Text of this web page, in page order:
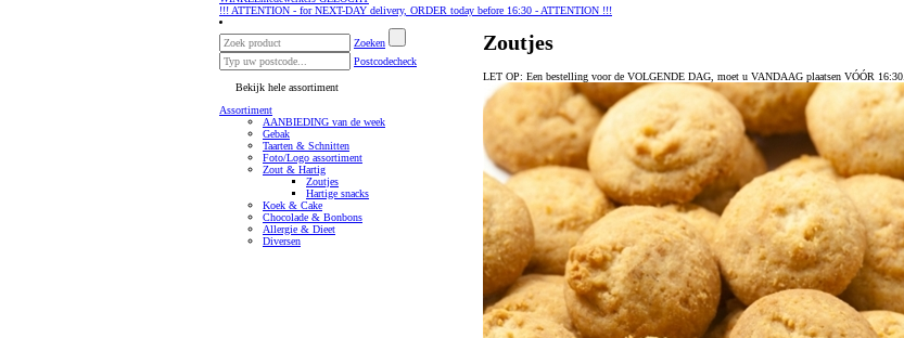
!!! ATTENTION - for NEXT-DAY delivery, ORDER today before 16:30 - ATTENTION !!!
Zoeken
Postcodecheck
Bekijk hele assortiment
Assortiment
AANBIEDING van de week
Gebak
Taarten & Schnitten
Foto/Logo assortiment
Zout & Hartig
Zoutjes
Hartige snacks
Koek & Cake
Chocolade & Bonbons
Allergie & Dieet
Diversen
Zoutjes
LET OP: Een bestelling voor de VOLGENDE DAG, moet u VANDAAG plaatsen VÓÓR 16:30.